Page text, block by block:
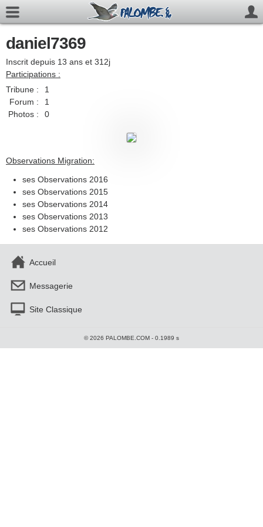
daniel7369
Inscrit depuis 13 ans et 312j
Participations :
Tribune :
1
Forum :
1
Photos :
0
Observations Migration:
ses Observations 2016
ses Observations 2015
ses Observations 2014
ses Observations 2013
ses Observations 2012
Accueil
Messagerie
Site Classique
© 2026 PALOMBE.COM - 0.1989 s